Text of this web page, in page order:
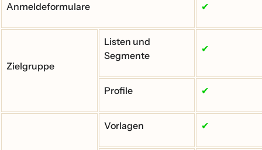
Anmeldeformulare ✔
Zielgruppe
Listen und
Segmente
✔
Profile ✔
Vorlagen ✔